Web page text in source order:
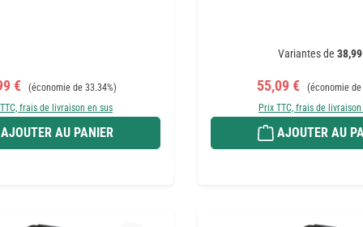
vente :
€ Prix régulier :
(économie de 33.34%)
frais de livraison en sus
AJOUTER AU PANIER
Variantes de
Prix de vente :
55,09 € Prix régulier :
(économie de
Prix TTC, frais de
AJOUTER AU